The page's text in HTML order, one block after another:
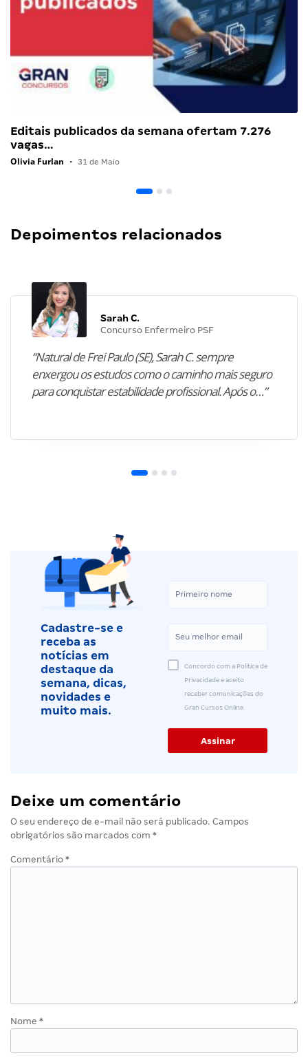
Editais publicados da semana ofertam 7.276
vagas…
Olivia Furlan • 31 de Maio
Depoimentos relacionados
Sarah C.
Concurso Enfermeiro PSF
“Natural de Frei Paulo (SE), Sarah C. sempre
enxergou os estudos como o caminho mais seguro
para conquistar estabilidade profissional. Após o…”
Cadastre-se e
receba as
notícias em
destaque da
semana, dicas,
novidades e
muito mais.
Concordo com a Política de
Privacidade e aceito
receber comunicações do
Gran Cursos Online.
Deixe um comentário
O seu endereço de e-mail não será publicado. Campos
obrigatórios são marcados com *
Comentário *
Nome *